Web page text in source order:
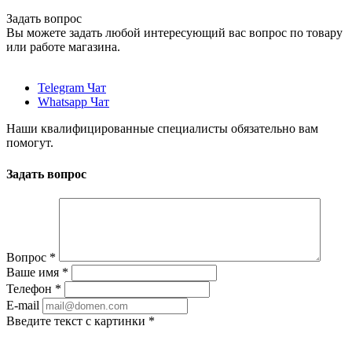
Задать вопрос
Вы можете задать любой интересующий вас вопрос по товару
или работе магазина.
Telegram Чат
Whatsapp Чат
Наши квалифицированные специалисты обязательно вам
помогут.
Задать вопрос
Вопрос *
Ваше имя *
Телефон *
E-mail
Введите текст с картинки *